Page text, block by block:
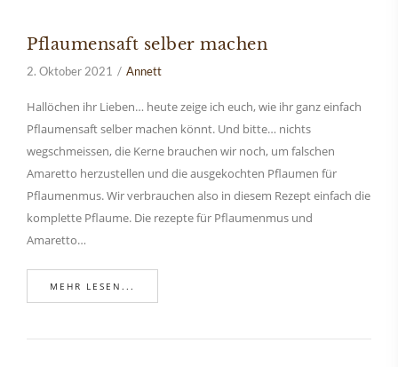
Pflaumensaft selber machen
2. Oktober 2021 Annett
Hallöchen ihr Lieben… heute zeige ich euch, wie ihr ganz einfach
Pflaumensaft selber machen könnt. Und bitte… nichts
wegschmeissen, die Kerne brauchen wir noch, um falschen
Amaretto herzustellen und die ausgekochten Pflaumen für
Pflaumenmus. Wir verbrauchen also in diesem Rezept einfach die
komplette Pflaume. Die rezepte für Pflaumenmus und
Amaretto…
MEHR LESEN...